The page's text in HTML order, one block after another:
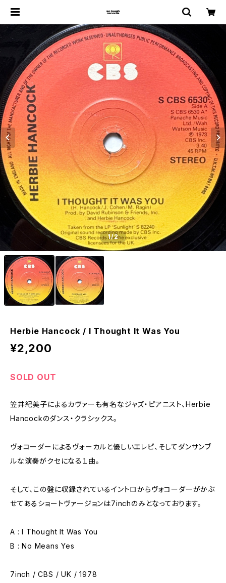
1/2
Herbie Hancock / I Thought It Was You
¥2,200
SOLD OUT
笠井紀美子によるカヴァーも有名なジャズ・ピアニスト、Herbie
Hancockのダンス・クラシックス。
ヴォコーダーによるヴォーカルと優しいエレピ、そしてダンサンブ
ルな演奏がクセになる１曲。
そして、この盤に収録されているイントロからヴォコーダーがかぶ
せてあるショートヴァージョンは7inchのみとなっております。
A : I Thought It Was You
B : No Means Yes
7inch / CBS / UK / 1978